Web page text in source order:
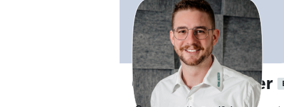
Georg Englsperger